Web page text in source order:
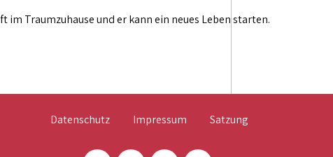
Traumzuhause und er kann ein neues Leben starten.
Datenschutz Impressum Satzung